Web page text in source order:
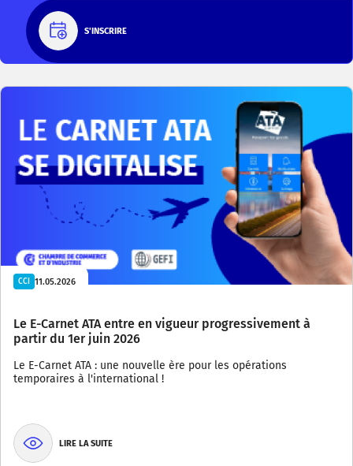
S'INSCRIRE
CCI 11.05.2026
Le E-Carnet ATA entre en vigueur progressivement à
partir du 1er juin 2026
Le E-Carnet ATA : une nouvelle ère pour les opérations
temporaires à l'international !
LIRE LA SUITE